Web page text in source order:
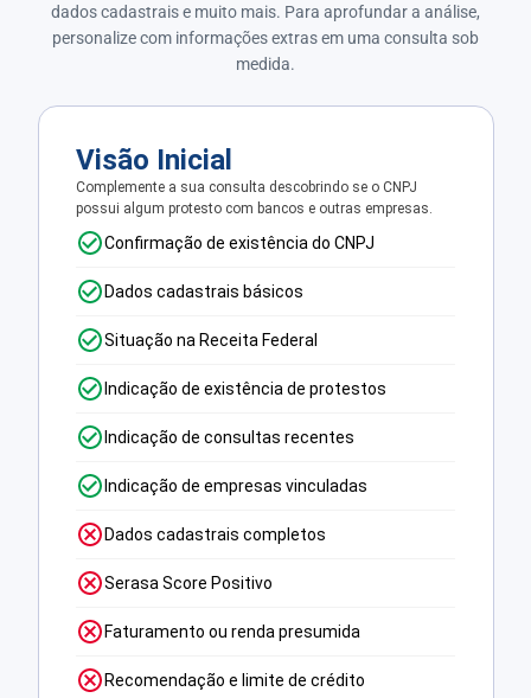
dados cadastrais e muito mais. Para aprofundar a análise,
personalize com informações extras em uma consulta sob
medida.
Visão Inicial
Complemente a sua consulta descobrindo se o CNPJ
possui algum protesto com bancos e outras empresas.
Confirmação de existência do CNPJ
Dados cadastrais básicos
Situação na Receita Federal
Indicação de existência de protestos
Indicação de consultas recentes
Indicação de empresas vinculadas
Dados cadastrais completos
Serasa Score Positivo
Faturamento ou renda presumida
Recomendação e limite de crédito